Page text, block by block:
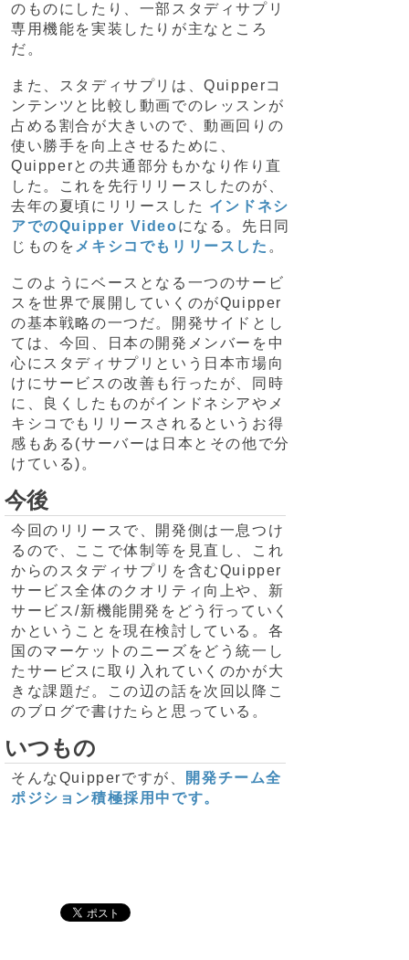
のものにしたり、一部スタディサプリ
専用機能を実装したりが主なところ
だ。
また、スタディサプリは、Quipperコ
ンテンツと比較し動画でのレッスンが
占める割合が大きいので、動画回りの
使い勝手を向上させるために、
Quipperとの共通部分もかなり作り直
した。これを先行リリースしたのが、
去年の夏頃にリリースした インドネシ
アでのQuipper Videoになる。先日同
じものを メキシコでもリリースした 。
このようにベースとなる一つのサービ
スを世界で展開していくのがQuipper
の基本戦略の一つだ。開発サイドとし
ては、今回、日本の開発メンバーを中
心にスタディサプリという日本市場向
けにサービスの改善も行ったが、同時
に、良くしたものがインドネシアやメ
キシコでもリリースされるというお得
感もある(サーバーは日本とその他で分
けている)。
今後
今回のリリースで、開発側は一息つけ
るので、ここで体制等を見直し、これ
からのスタディサプリを含むQuipper
サービス全体のクオリティ向上や、新
サービス/新機能開発をどう行っていく
かということを現在検討している。各
国のマーケットのニーズをどう統一し
たサービスに取り入れていくのかが大
きな課題だ。この辺の話を次回以降こ
のブログで書けたらと思っている。
いつもの
そんなQuipperですが、 開発チーム全
ポジション積極採用中です。